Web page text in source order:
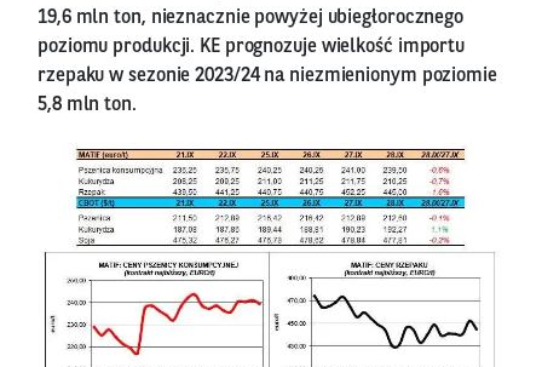
19,6 mln ton, nieznacznie powyżej ubiegłorocznego
poziomu produkcji. KE prognozuje wielkość importu
rzepaku w sezonie 2023/24 na niezmienionym poziomie
5,8 mln ton.